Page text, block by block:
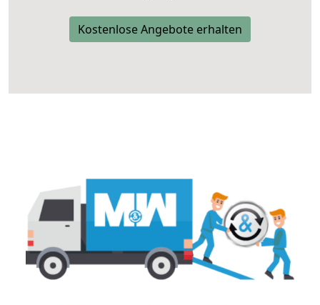
Kostenlose Angebote erhalten